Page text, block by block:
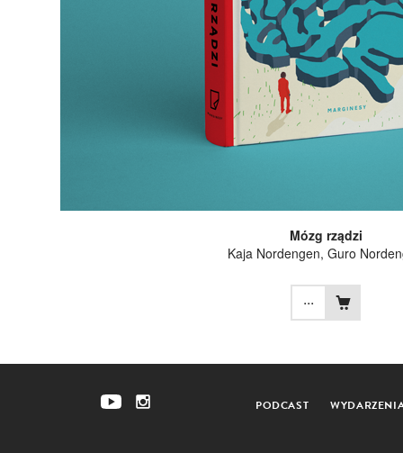
Mózg rządzi
Kaja Nordengen, Guro
...
PODCAST